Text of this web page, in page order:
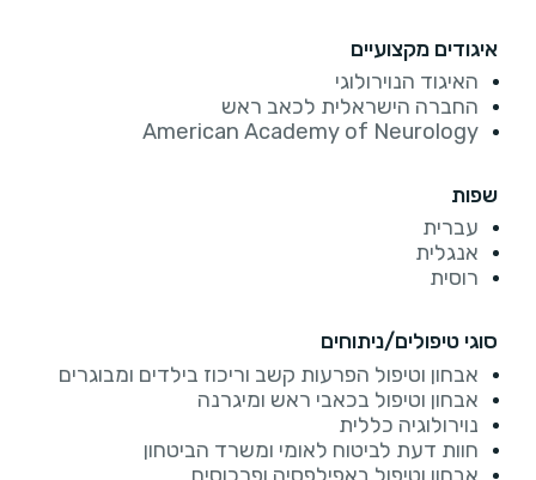
איגודים מקצועיים
האיגוד הנוירולוגי
החברה הישראלית לכאב ראש
American Academy of Neurology
שפות
עברית
אנגלית
רוסית
סוגי טיפולים/ניתוחים
אבחון וטיפול הפרעות קשב וריכוז בילדים ומבוגרים
אבחון וטיפול בכאבי ראש ומיגרנה
נוירולוגיה כללית
חוות דעת לביטוח לאומי ומשרד הביטחון